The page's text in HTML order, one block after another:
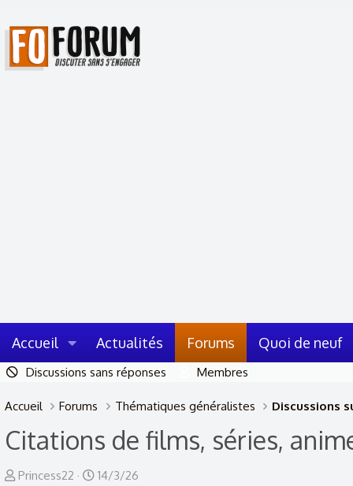
Accueil Actualités Forums Quoi de neuf
Discussions sans réponses Membres
Accueil Forums Thématiques généralistes Discussions
Citations de films, séries,
A
Princess22
D
14/3/26